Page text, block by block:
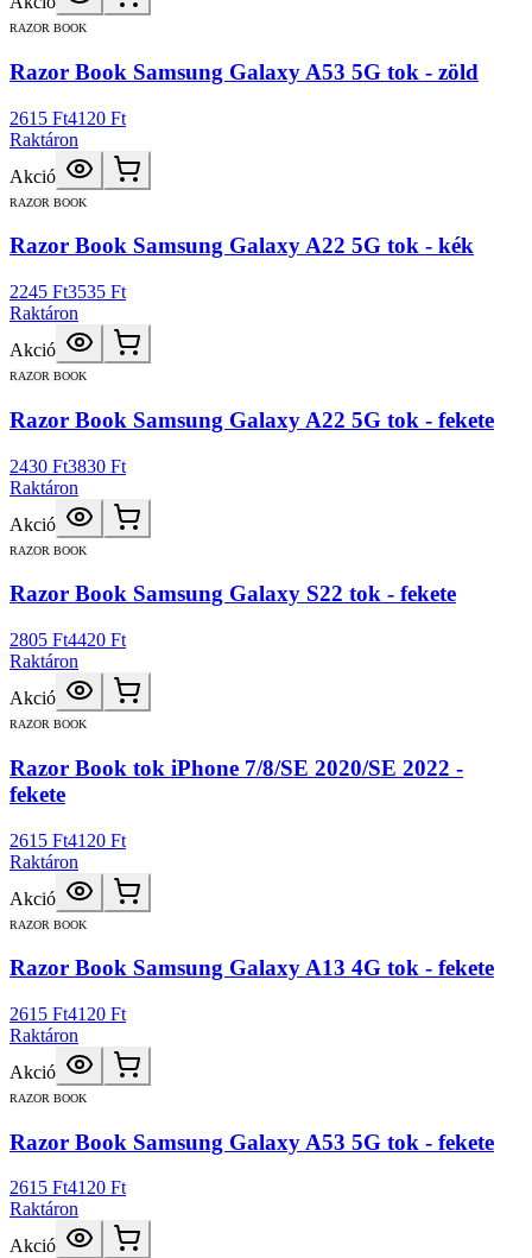
RAZOR BOOK
Razor Book Samsung Galaxy A53 5G tok - zöld
2615 Ft4120 Ft
Raktáron
Akció
RAZOR BOOK
Razor Book Samsung Galaxy A22 5G tok - kék
2245 Ft3535 Ft
Raktáron
Akció
RAZOR BOOK
Razor Book Samsung Galaxy A22 5G tok - fekete
2430 Ft3830 Ft
Raktáron
Akció
RAZOR BOOK
Razor Book Samsung Galaxy S22 tok - fekete
2805 Ft4420 Ft
Raktáron
Akció
RAZOR BOOK
Razor Book tok iPhone 7/8/SE 2020/SE 2022 -
fekete
2615 Ft4120 Ft
Raktáron
Akció
RAZOR BOOK
Razor Book Samsung Galaxy A13 4G tok - fekete
2615 Ft4120 Ft
Raktáron
Akció
RAZOR BOOK
Razor Book Samsung Galaxy A53 5G tok - fekete
2615 Ft4120 Ft
Raktáron
Akció